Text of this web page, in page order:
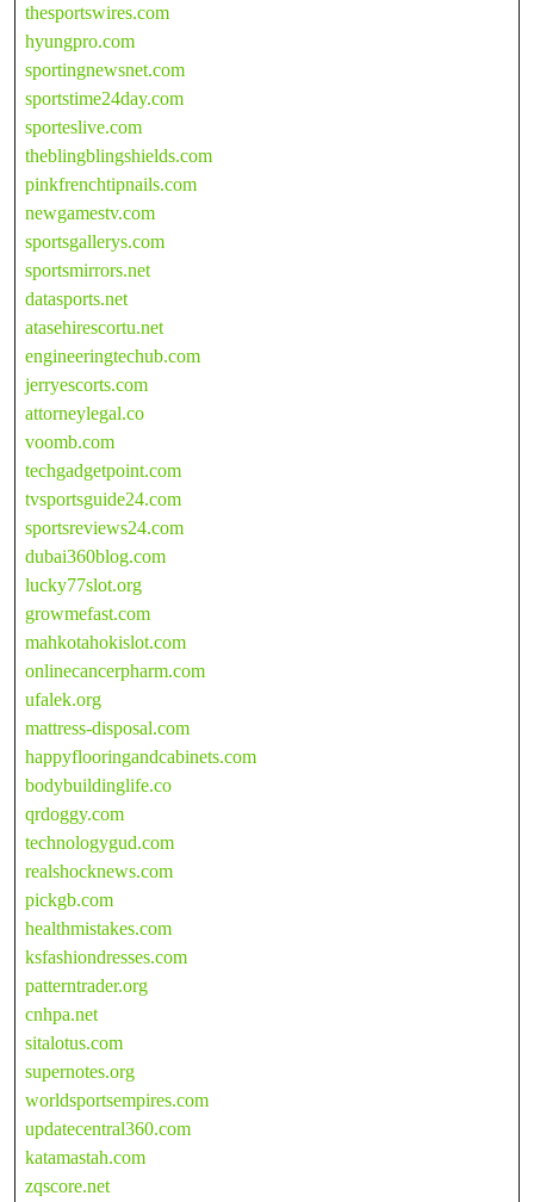
thesportswires.com
hyungpro.com
sportingnewsnet.com
sportstime24day.com
sporteslive.com
theblingblingshields.com
pinkfrenchtipnails.com
newgamestv.com
sportsgallerys.com
sportsmirrors.net
datasports.net
atasehirescortu.net
engineeringtechub.com
jerryescorts.com
attorneylegal.co
voomb.com
techgadgetpoint.com
tvsportsguide24.com
sportsreviews24.com
dubai360blog.com
lucky77slot.org
growmefast.com
mahkotahokislot.com
onlinecancerpharm.com
ufalek.org
mattress-disposal.com
happyflooringandcabinets.com
bodybuildinglife.co
qrdoggy.com
technologygud.com
realshocknews.com
pickgb.com
healthmistakes.com
ksfashiondresses.com
patterntrader.org
cnhpa.net
sitalotus.com
supernotes.org
worldsportsempires.com
updatecentral360.com
katamastah.com
zqscore.net